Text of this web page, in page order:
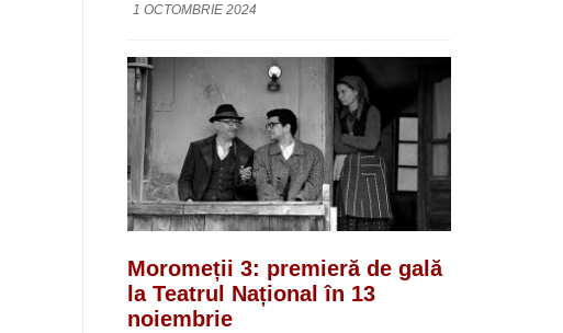
1 OCTOMBRIE 2024
Moromeții 3: premieră de gală
la Teatrul Național în 13
noiembrie